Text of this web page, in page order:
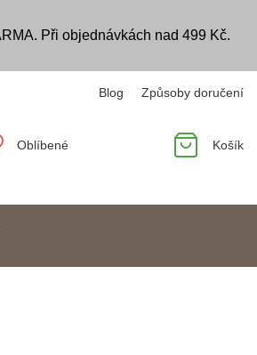
Při objednávkách nad 499 Kč.
Blog Způsoby doručení
Oblíbené Košík